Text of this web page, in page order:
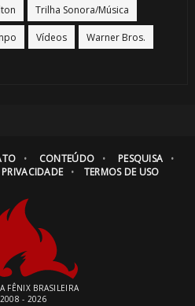
Trilha Sonora/Música
Vídeos Warner Bros.
CONTEÚDO
PESQUISA
TERMOS DE USO
FÊNIX BRASILEIRA
- 2026